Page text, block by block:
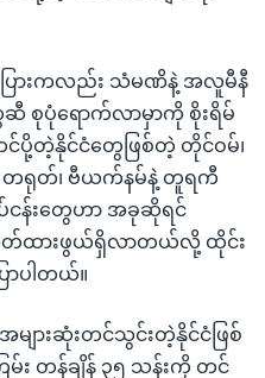
ပြားကလည်း သံမဏိနဲ့ အလူမီနီ
စုပုံရောက်လာမှာကို စိုးရိမ်
တဲ့နိုင်ငံတွေဖြစ်တဲ့ တိုင်ဝမ်၊
၊ တရုတ်၊ ဗီယက်နမ်နဲ့ တူရကီ
းတွေဟာ အခုဆိုရင်
တ်ထားဖွယ်ရှိလာတယ်လို့ ထိုင်း
ာပါတယ်။
ျားဆုံးတင်သွင်းတဲ့နိုင်ငံဖြစ်
း တန်ချိန် ၃၅ သန်းကို တင်